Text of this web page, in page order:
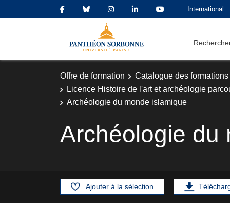
International
Offre de formation
Catalogue des formations
Licence Histoire de l'art et archéologie
Archéologie du monde islamique
Archéologie du
Ajouter à la sélection